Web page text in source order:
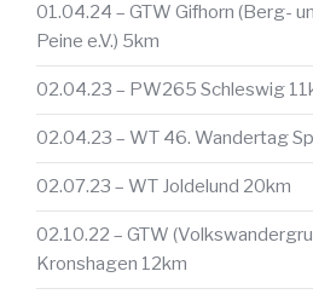
01.04.24 – GTW Gifhorn (Berg-
Peine e.V.) 5km
02.04.23 – PW265 Schleswig
02.04.23 – WT 46. Wandertag
02.07.23 – WT Joldelund 20km
02.10.22 – GTW
Kronshagen 12km